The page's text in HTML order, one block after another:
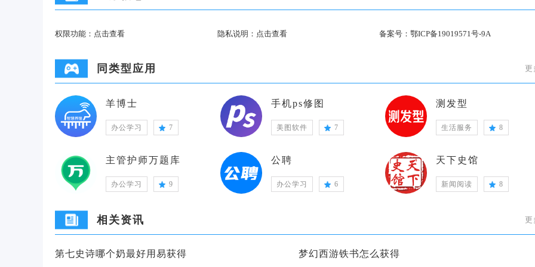
权限功能： 点击查看 隐私说明： 点击查看 备案号：鄂ICP备19019571号-9A
同类型应用 更
羊博士
办公学习 7
手机ps修图
美图软件 7
测发型
生活服务 8
主管护师万题库
办公学习 9
公聘
办公学习 6
天下史馆
新闻阅读 8
相关资讯 更
第七史诗哪个奶最好用易获得 梦幻西游铁书怎么获得